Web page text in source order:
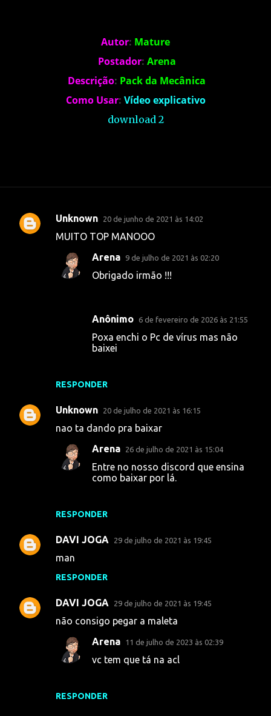
Autor: Mature
Postador: Arena
Descrição: Pack da Mecânica
Como Usar: Vídeo explicativo
download 2
C
Unknown 20 de junho de 2021 às 14:02
MUITO TOP MANOOO
RESPONDER
Arena 9 de julho de 2021 às 02:20
Obrigado irmão !!!
Anônimo 6 de fevereiro de 2026 às 21:55
Poxa enchi o Pc de vírus mas não
baixei
Unknown 20 de julho de 2021 às 16:15
nao ta dando pra baixar
RESPONDER
Arena 26 de julho de 2021 às 15:04
Entre no nosso discord que ensina
como baixar por lá.
DAVI JOGA 29 de julho de 2021 às 19:45
man
RESPONDER
DAVI JOGA 29 de julho de 2021 às 19:45
não consigo pegar a maleta
RESPONDER
Arena 11 de julho de 2023 às 02:39
vc tem que tá na acl